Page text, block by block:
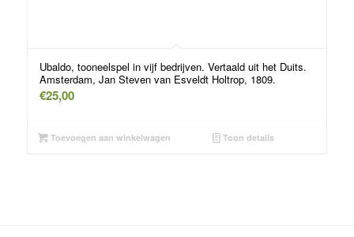
Ubaldo, tooneelspel in vijf bedrijven. Vertaald uit het Duits.
Amsterdam, Jan Steven van Esveldt Holtrop, 1809.
€25,00
Toevoegen aan winkelwagen Toon details